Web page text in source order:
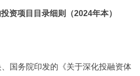
资项目目录细则（2024年本）
务院印发的《关于深化投融资体